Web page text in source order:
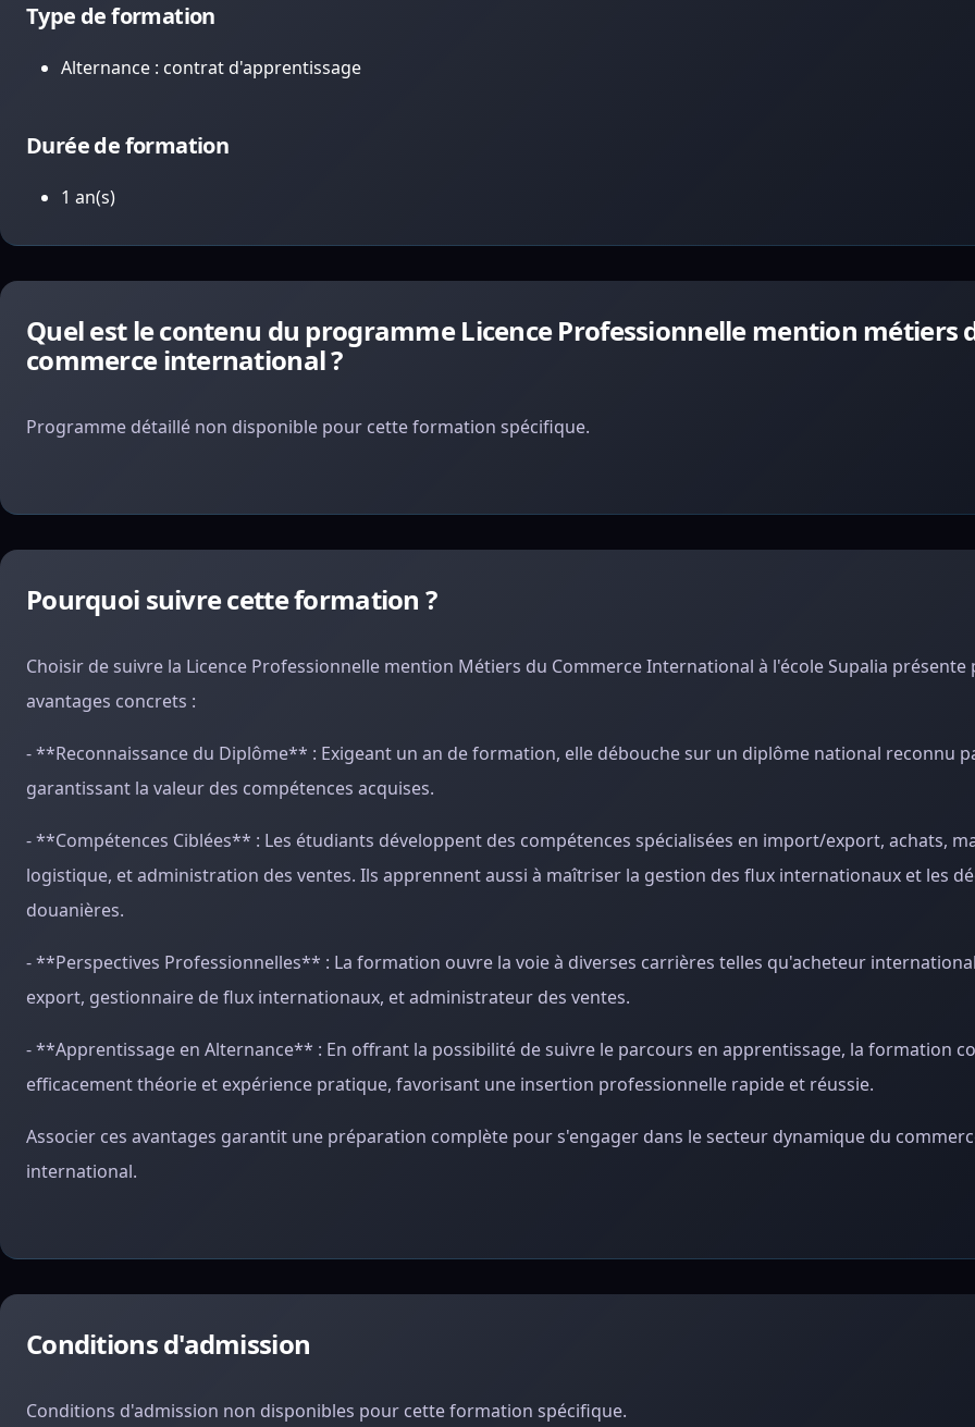
Type de formation
Alternance : contrat d'apprentissage
Durée de formation
1 an(s)
Quel est le contenu du programme Licence Professionnelle mention métiers
commerce international ?
Programme détaillé non disponible pour cette formation spécifique.
Pourquoi suivre cette formation ?
Choisir de suivre la Licence Professionnelle mention Métiers du Commerce International à l'école Supalia présente
avantages concrets :
- **Reconnaissance du Diplôme** : Exigeant un an de formation, elle débouche sur un diplôme national reconnu
garantissant la valeur des compétences acquises.
- **Compétences Ciblées** : Les étudiants développent des compétences spécialisées en import/export, achats,
logistique, et administration des ventes. Ils apprennent aussi à maîtriser la gestion des flux internationaux et les
douanières.
- **Perspectives Professionnelles** : La formation ouvre la voie à diverses carrières telles qu'acheteur
export, gestionnaire de flux internationaux, et administrateur des ventes.
- **Apprentissage en Alternance** : En offrant la possibilité de suivre le parcours en apprentissage, la formation
efficacement théorie et expérience pratique, favorisant une insertion professionnelle rapide et réussie.
Associer ces avantages garantit une préparation complète pour s'engager dans le secteur dynamique du
international.
Conditions d'admission
Conditions d'admission non disponibles pour cette formation spécifique.